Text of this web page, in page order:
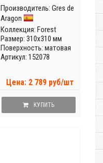
Производитель: Gres de
Aragon
Коллекция: Forest
Размер: 310x310 мм
Поверхность: матовая
Артикул: 152078
Цена: 2 789 руб/шт
КУПИТЬ